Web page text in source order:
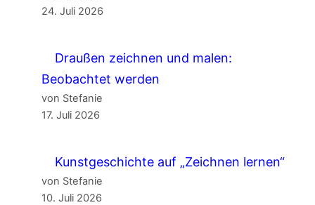
24. Juli 2026
Draußen zeichnen und malen:
Beobachtet werden
von Stefanie
17. Juli 2026
Kunstgeschichte auf „Zeichnen lernen“
von Stefanie
10. Juli 2026